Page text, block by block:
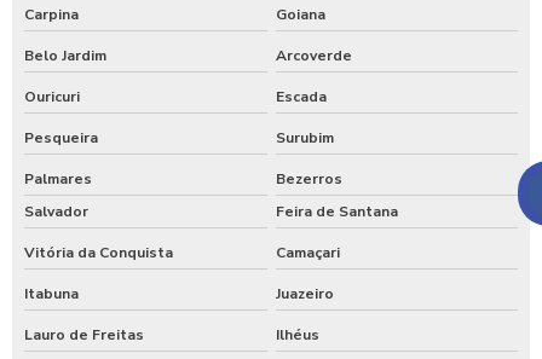
Carpina Goiana
Belo Jardim Arcoverde
Ouricuri Escada
Pesqueira Surubim
Palmares
Bezerros
Salvador
Feira de Santana
Vitória da Conquista Camaçari
Itabuna Juazeiro
Lauro de Freitas Ilhéus